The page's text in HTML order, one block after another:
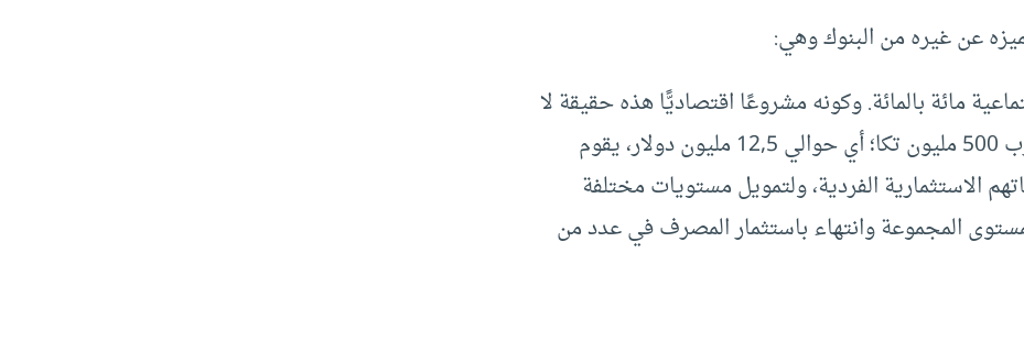
عن غيره من البنوك وهي:
مائة بالمائة. وكونه مشروعًا اقتصاديًّا هذه حقيقة لا
تحتاج إلى برهان، فهو مصرف ذو رأسمال يقارب 500 مليون تكا؛ أي حوالي 12,5 مليون دولار، يقوم
الاستثمارية الفردية، ولتمويل مستويات مختلفة
المجموعة وانتهاء باستثمار المصرف في عدد من